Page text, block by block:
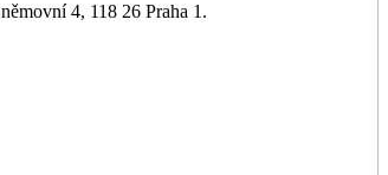
4, 118 26 Praha 1.